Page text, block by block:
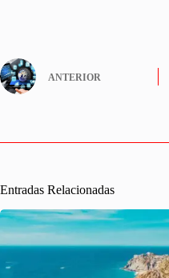
ANTERIOR
Entradas Relacionadas